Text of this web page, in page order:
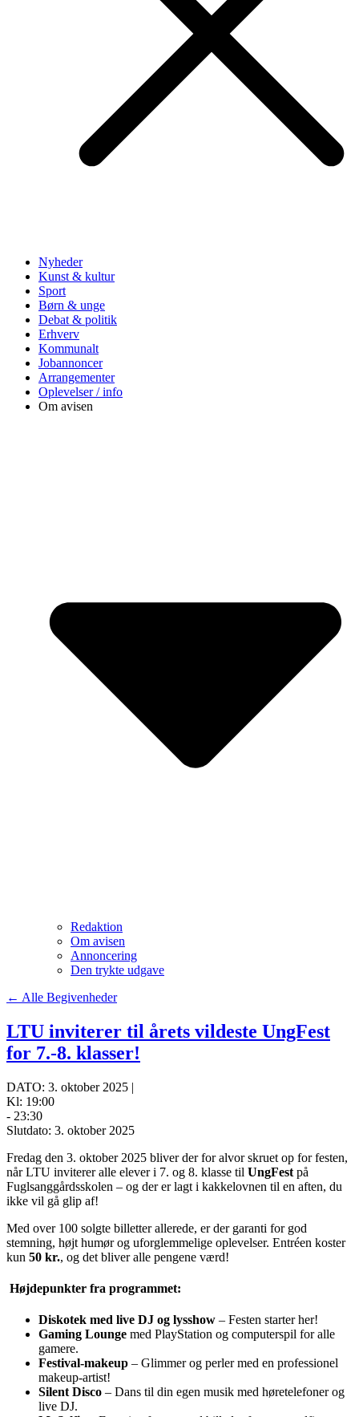
Nyheder
Kunst & kultur
Sport
Børn & unge
Debat & politik
Erhverv
Kommunalt
Jobannoncer
Arrangementer
Oplevelser / info
Om avisen
Redaktion
Om avisen
Annoncering
Den trykte udgave
← Alle Begivenheder
LTU inviterer til årets vildeste UngFest
for 7.-8. klasser!
DATO: 3. oktober 2025 |
Kl: 19:00
- 23:30
Slutdato: 3. oktober 2025
Fredag den 3. oktober 2025 bliver der for alvor skruet op for festen,
når LTU inviterer alle elever i 7. og 8. klasse til UngFest på
Fuglsanggårdsskolen – og der er lagt i kakkelovnen til en aften, du
ikke vil gå glip af!
Med over 100 solgte billetter allerede, er der garanti for god
stemning, højt humør og uforglemmelige oplevelser. Entréen koster
kun 50 kr., og det bliver alle pengene værd!
Højdepunkter fra programmet:
Diskotek med live DJ og lysshow – Festen starter her!
Gaming Lounge med PlayStation og computerspil for alle
gamere.
Festival-makeup – Glimmer og perler med en professionel
makeup-artist!
Silent Disco – Dans til din egen musik med høretelefoner og
live DJ.